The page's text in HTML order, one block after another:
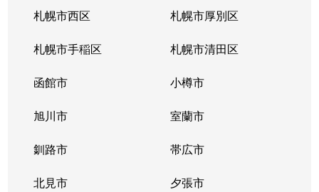
北３４条東
新道東
北３５条東
北34条
北３５条東
北34条
北３５条東
新道東
北３６条東
新道東
北３７条東
新道東
札幌市西区 札幌市厚別区
札幌市手稲区 札幌市清田区
函館市 小樽市
旭川市 室蘭市
釧路市 帯広市
北見市 夕張市